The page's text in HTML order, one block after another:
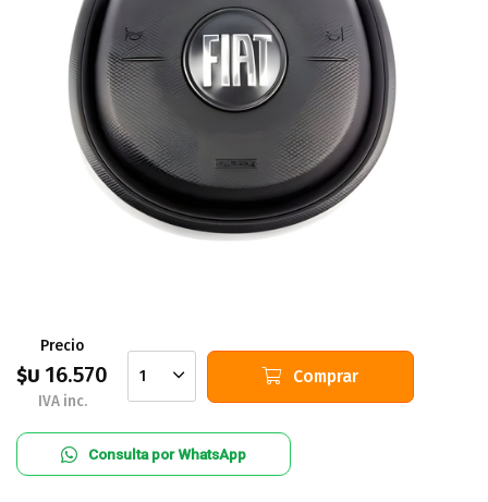
Precio
$U 16.570
IVA inc.
1 Comprar
Consulta por WhatsApp